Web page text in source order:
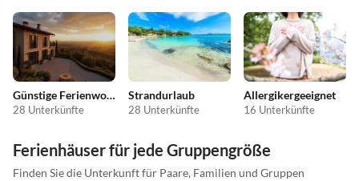
Günstige Ferienwohnungen
28 Unterkünfte
Strandurlaub
28 Unterkünfte
Allergikergeeignet
16 Unterkünfte
Ferienhäuser für jede Gruppengröße
Finden Sie die Unterkunft für Paare, Familien und Gruppen